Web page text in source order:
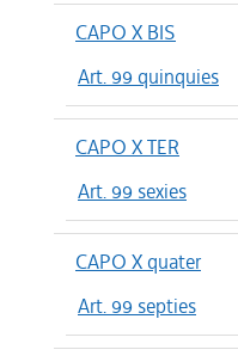
CAPO X BIS
Art. 99 quinquies
CAPO X TER
Art. 99 sexies
CAPO X quater
Art. 99 septies